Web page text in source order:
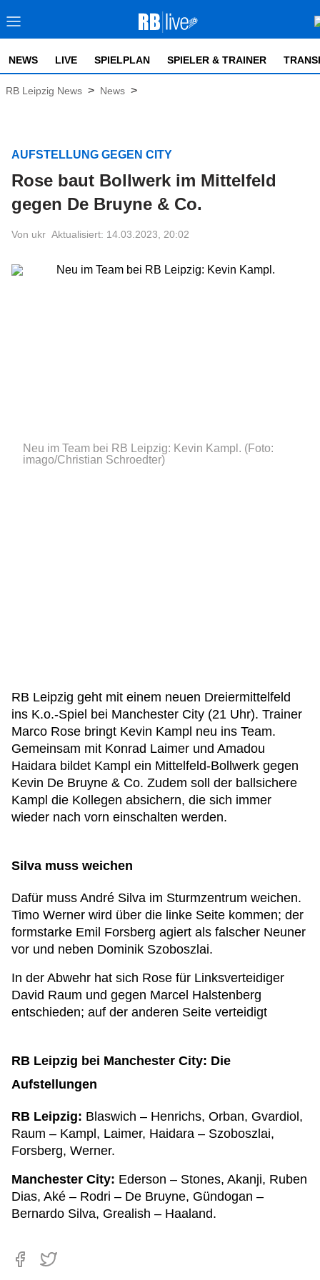
NEWS LIVE SPIELPLAN SPIELER & TRAINER
RB Leipzig News > News >
AUFSTELLUNG GEGEN CITY
Rose baut Bollwerk im Mittelfeld
gegen De Bruyne & Co.
Von ukr Aktualisiert: 14.03.2023, 20:02
Neu im Team bei RB Leipzig: Kevin Kampl. (Foto:
imago/Christian Schroedter)
RB Leipzig geht mit einem neuen Dreiermittelfeld
ins K.o.-Spiel bei Manchester City (21 Uhr). Trainer
Marco Rose bringt Kevin Kampl neu ins Team.
Gemeinsam mit Konrad Laimer und Amadou
Haidara bildet Kampl ein Mittelfeld-Bollwerk gegen
Kevin De Bruyne & Co. Zudem soll der ballsichere
Kampl die Kollegen absichern, die sich immer
wieder nach vorn einschalten werden.
Silva muss weichen
Dafür muss André Silva im Sturmzentrum weichen.
Timo Werner wird über die linke Seite kommen; der
formstarke Emil Forsberg agiert als falscher Neuner
vor und neben Dominik Szoboszlai.
In der Abwehr hat sich Rose für Linksverteidiger
David Raum und gegen Marcel Halstenberg
entschieden; auf der anderen Seite verteidigt
RB Leipzig bei Manchester City: Die
Aufstellungen
RB Leipzig: Blaswich – Henrichs, Orban, Gvardiol,
Raum – Kampl, Laimer, Haidara – Szoboszlai,
Forsberg, Werner.
Manchester City: Ederson – Stones, Akanji, Ruben
Dias, Aké – Rodri – De Bruyne, Gündogan –
Bernardo Silva, Grealish – Haaland.